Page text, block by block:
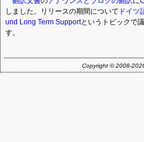
しました。リリースの期間について ドイツ
und Long Term Supportというトピックで
す。
Copyright © 2008-